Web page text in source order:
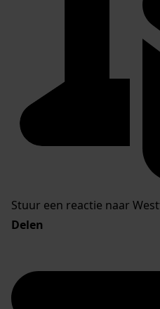
Stuur een reactie naar
Delen